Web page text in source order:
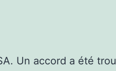
Un accord a été